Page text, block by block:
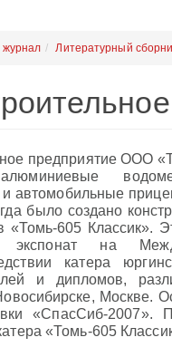
журнал Литературный
предприятие ООО
и автомобильные
было создано
«Томь-605 Классик».
на
катера
и дипломов,
Москве.
«СпасСиб-2007».
«Томь-605